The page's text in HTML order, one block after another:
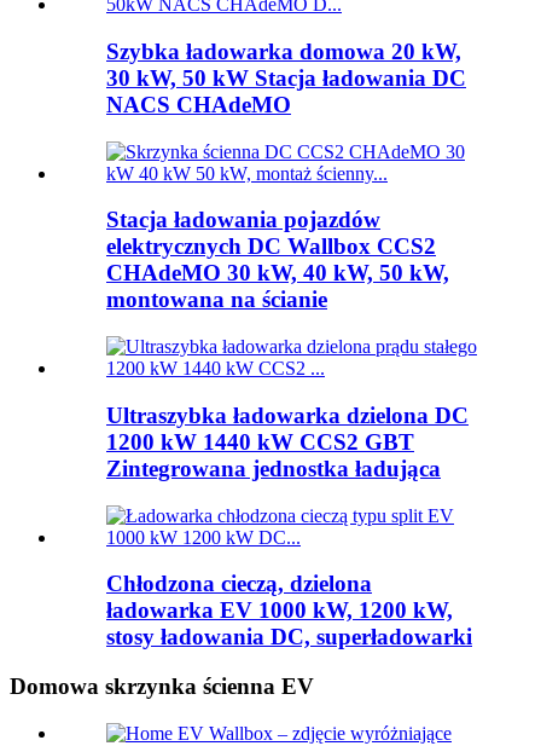
Szybka ładowarka domowa 20 kW,
30 kW, 50 kW Stacja ładowania DC
NACS CHAdeMO
Stacja ładowania pojazdów
elektrycznych DC Wallbox CCS2
CHAdeMO 30 kW, 40 kW, 50 kW,
montowana na ścianie
Ultraszybka ładowarka dzielona DC
1200 kW 1440 kW CCS2 GBT
Zintegrowana jednostka ładująca
Chłodzona cieczą, dzielona
ładowarka EV 1000 kW, 1200 kW,
stosy ładowania DC, superładowarki
Domowa skrzynka ścienna EV